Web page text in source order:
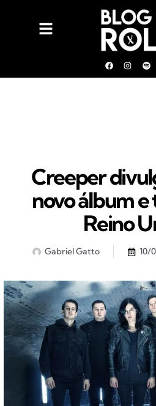
Creeper
novo álbum
Reino
Gabriel Gatto 10/